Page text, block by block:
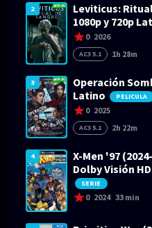
2
Leviticus:
1080p y 720p
0 2026
AC3 5.1 1h 28m
3
Operación
Latino
PELICULA
0 2025
AC3 5.1 2h 22m
4
X-Men '97
Dolby Visión
SERIE
0 2024 33 min